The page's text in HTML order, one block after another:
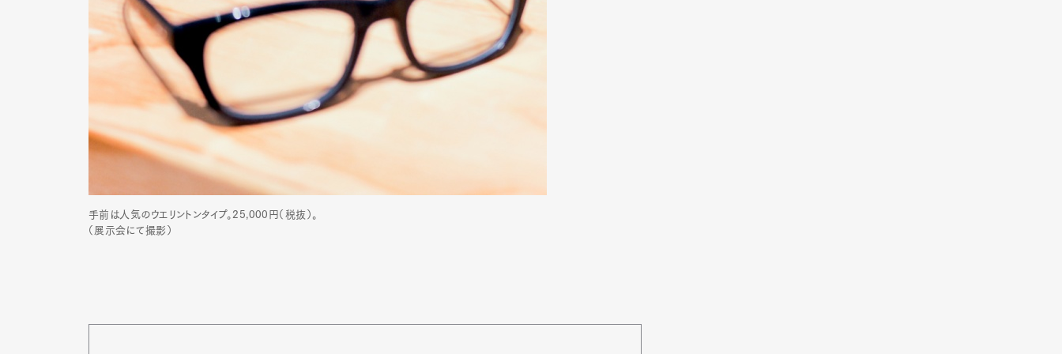
手前は人気のウエリントンタイプ。25,000円（税抜）。
（展示会にて撮影）